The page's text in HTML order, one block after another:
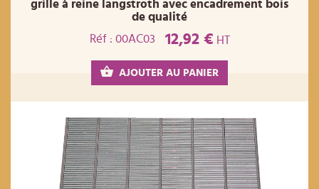
grille à reine langstroth avec encadrement bois
de qualité
Réf : 00AC03
12,92 € HT
AJOUTER AU PANIER